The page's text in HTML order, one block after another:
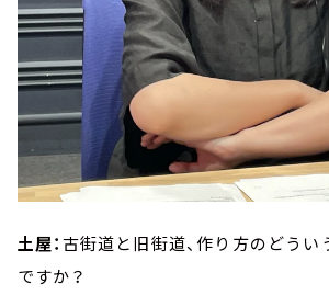
土屋：古街道と旧街道、作り方のどう
ですか？